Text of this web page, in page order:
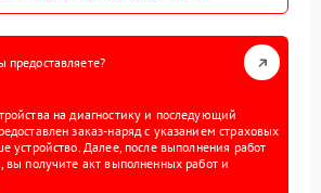
на диагностику и последующий
заказ-наряд с указанием страховых
устройство. Далее, после выполнения работ
вы получите акт выполненных работ и